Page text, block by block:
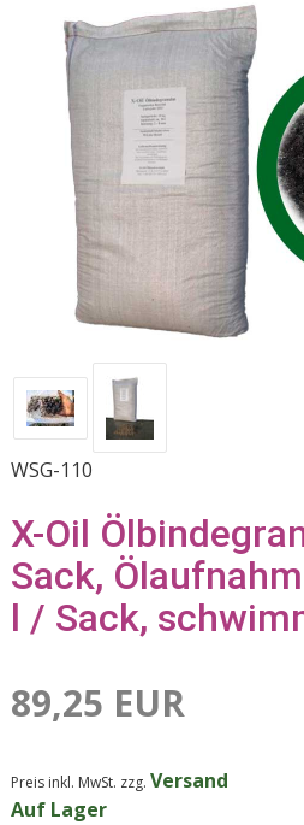
WSG-110
X-Oil
Sack,
l / Sack,
89,25 EUR
Preis inkl. MwSt. zzg. Versand
Auf Lager